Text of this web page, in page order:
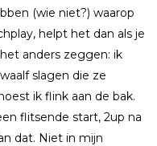
(wie niet?) waarop
helpt het dan als je
anders zeggen: ik
slagen die ze
ik flink aan de bak.
flitsende start, 2up na
dat. Niet in mijn